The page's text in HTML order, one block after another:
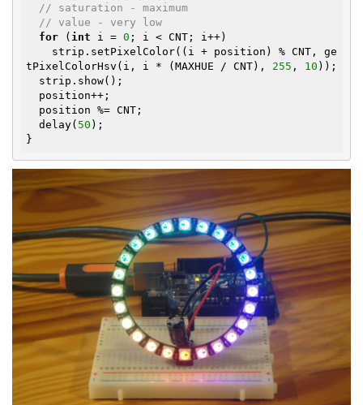
// saturation - maximum
// value - very low
for ( int i = 0 ; i < CNT; i++)
tPixelColorHsv(i, i * (MAXHUE / CNT), 255 , 10 ));
  delay(
50 );
}